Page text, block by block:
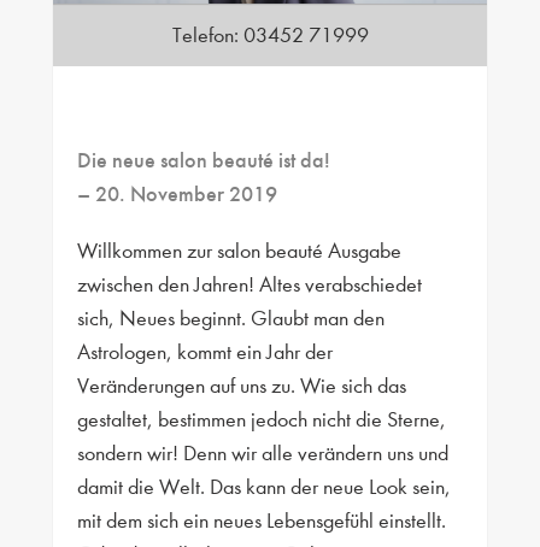
Telefon: 03452 71999
Die neue salon beauté ist da!
– 20. November 2019
Willkommen zur salon beauté Ausgabe
zwischen den Jahren! Altes verabschiedet
sich, Neues beginnt. Glaubt man den
Astrologen, kommt ein Jahr der
Veränderungen auf uns zu. Wie sich das
gestaltet, bestimmen jedoch nicht die Sterne,
sondern wir! Denn wir alle verändern uns und
damit die Welt. Das kann der neue Look sein,
mit dem sich ein neues Lebensgefühl einstellt.